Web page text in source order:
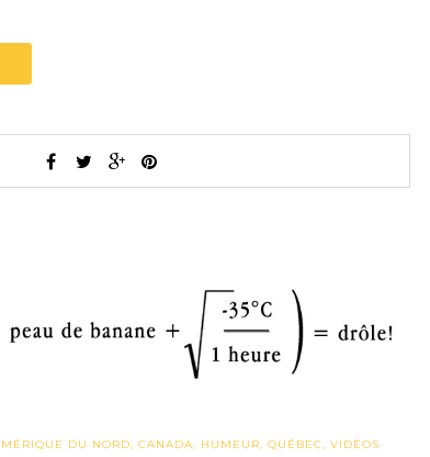
DU NORD CANADA HUMEUR QUÉBEC VIDÉOS